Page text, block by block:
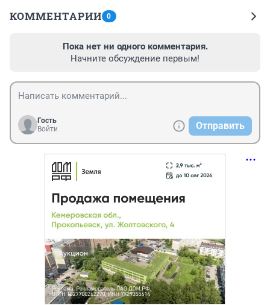
КОММЕНТАРИИ 0
Пока нет ни одного комментария.
Начните обсуждение первым!
Гость
Войти
Отправить